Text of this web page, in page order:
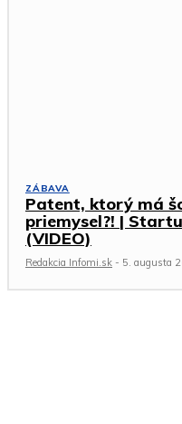
ZÁBAVA
Patent, ktorý má
priemysel?! |
(VIDEO)
Redakcia Infomi.sk - 5. augusta